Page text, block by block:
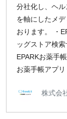
京都
福岡
募集状況
募集中の
分社化し、ヘ
を軸にしたメ
おります。 ・
ッグストア検
EPARKお薬手
お薬手帳アプリ
株式会